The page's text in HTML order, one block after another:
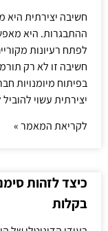
חשיבה יצירתית היא
ההתבגרות. היא
לפתח רעיונות
חשיבה זו לא רק
בפיתוח מיומנויות
יצירתית עשוי
לקריאת המאמר »
כיצד לזהות
בקלות